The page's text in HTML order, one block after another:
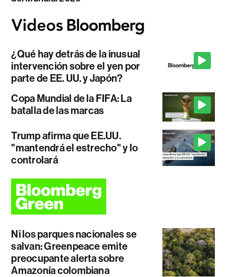
¿Qué hay detrás de la inusual
intervención sobre el yen por
parte de EE. UU. y Japón?
Copa Mundial de la FIFA: La
batalla de las marcas
Trump afirma que EE.UU.
"mantendrá el estrecho" y lo
controlará
Ni los parques nacionales se
salvan: Greenpeace emite
preocupante alerta sobre
Amazonía colombiana